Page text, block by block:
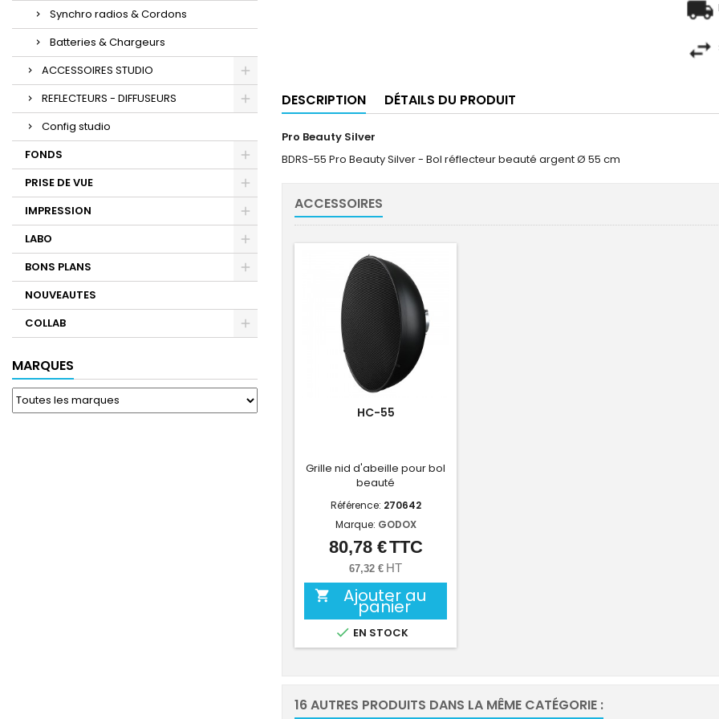
Synchro radios & Cordons
Batteries & Chargeurs
ACCESSOIRES STUDIO
REFLECTEURS - DIFFUSEURS
Config studio
FONDS
PRISE DE VUE
IMPRESSION
LABO
BONS PLANS
NOUVEAUTES
COLLAB
MARQUES
DESCRIPTION DÉTAILS DU PRODUIT
Pro Beauty Silver
BDRS-55 Pro Beauty Silver - Bol réflecteur beauté argent Ø 55 cm
ACCESSOIRES
HC-55
Grille nid d'abeille pour bol
beauté
Référence: 270642
Marque: GODOX
Prix
80,78 €TTC
67,32 € HT
 Ajouter au
panier
 EN STOCK
16 AUTRES PRODUITS DANS LA MÊME CATÉGORIE :